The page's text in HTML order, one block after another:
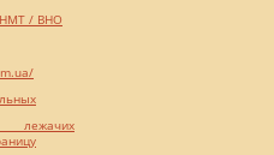
НМТ / ВНО
лежачих